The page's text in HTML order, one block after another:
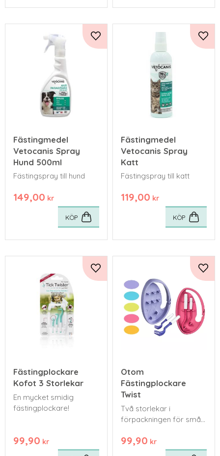
Fästingmedel
Vetocanis Spray
Hund 500ml
Fästingspray till hund
149,00 kr
Lägg till i favoriter
KÖP
Fästingmedel
Vetocanis Spray
Katt
Fästingspray till katt
119,00 kr
KÖP
Fästingplockare
Kofot 3 Storlekar
En mycket smidig
fästingplockare!
99,90 kr
Lägg till i favoriter
Otom
Fästingplockare
Twist
Två storlekar i
förpackningen för små
99,90 kr